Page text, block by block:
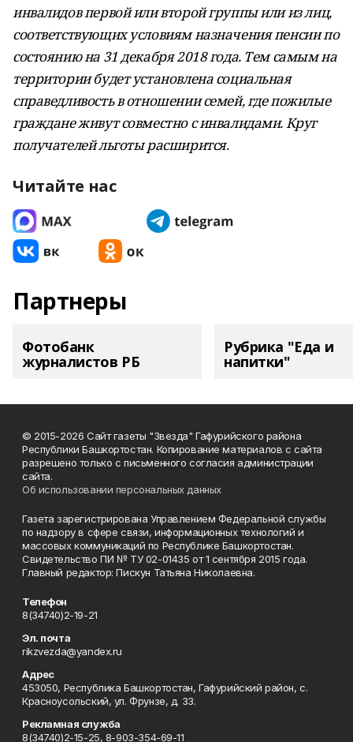
инвалидов первой или второй группы или из лиц,
соответствующих условиям назначения пенсии по
состоянию на 31 декабря 2018 года. Тем самым на
территории будет установлена социальная
справедливость в отношении семей, где пожилые
граждане живут совместно с инвалидами. Круг
получателей льготы расширится.
Читайте нас
Партнеры
Фотобанк
журналистов РБ
Рубрика "Еда и
напитки"
© 2015-2026 Сайт газеты "Звезда" Гафурийского района
Республики Башкортостан. Копирование материалов с сайта
разрешено только с письменного согласия администрации
сайта.
Об использовании персональных данных
Газета зарегистрирована Управлением Федеральной службы
по надзору в сфере связи, информационных технологий и
массовых коммуникаций по Республике Башкортостан.
Свидетельство ПИ № ТУ 02-01435 от 1 сентября 2015 года.
Главный редактор: Пискун Татьяна Николаевна.
Телефон
8(34740)2-19-21
Эл. почта
rikzvezda@yandex.ru
Адрес
453050, Республика Башкортостан, Гафурийский район, с.
Красноусольский, ул. Фрунзе, д. 33.
Рекламная служба
8(34740)2-15-25, 8-903-354-69-11